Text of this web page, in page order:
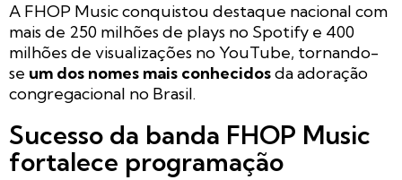
A FHOP Music conquistou destaque nacional com
mais de 250 milhões de plays no Spotify e 400
milhões de visualizações no YouTube, tornando-
se um dos nomes mais conhecidosda adoração
congregacional no Brasil.
Sucesso da banda FHOP Music
fortalece programação